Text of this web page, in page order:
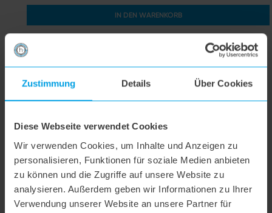
Zustimmung Details Über Cookies
Diese Webseite verwendet Cookies
Wir verwenden Cookies, um Inhalte und Anzeigen zu
personalisieren, Funktionen für soziale Medien anbieten
zu können und die Zugriffe auf unsere Website zu
analysieren. Außerdem geben wir Informationen zu Ihrer
Verwendung unserer Website an unsere Partner für
IN DEN WARENKORB